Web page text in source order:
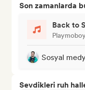
Son zamanlarda
Back to
Sosyal
Sevdikleri ruh